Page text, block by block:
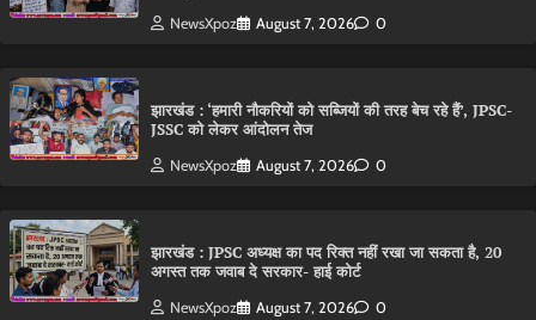
NewsXpoz August 7, 2026 0
झारखंड : ‘हमारी नौकरियों को सब्जियों की तरह बेच रहे हैं’, JPSC-
JSSC को लेकर आंदोलन तेज
NewsXpoz August 7, 2026 0
झारखंड : JPSC अध्यक्ष का पद रिक्त नहीं रखा जा सकता है, 20
अगस्त तक जवाब दे सरकार- हाई कोर्ट
NewsXpoz August 7, 2026 0